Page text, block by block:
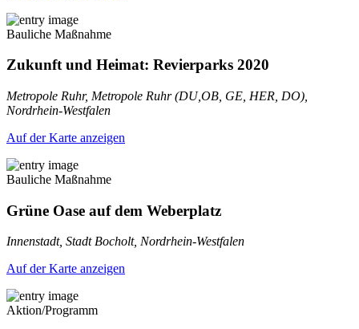
Bauliche Maßnahme
Zukunft und Heimat: Revierparks 2020
Metropole Ruhr, Metropole Ruhr (DU,OB, GE, HER, DO),
Nordrhein-Westfalen
Auf der Karte anzeigen
Bauliche Maßnahme
Grüne Oase auf dem Weberplatz
Innenstadt, Stadt Bocholt, Nordrhein-Westfalen
Auf der Karte anzeigen
Aktion/Programm